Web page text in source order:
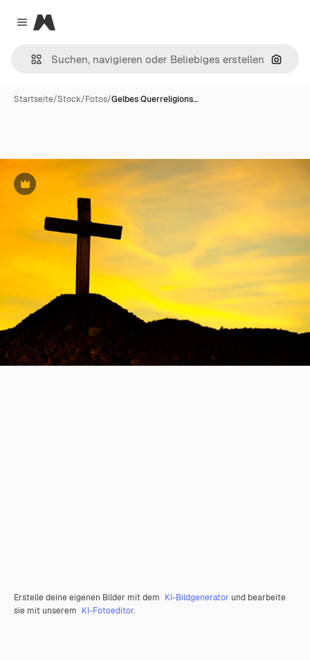
Close menu
Magnific
Nach
Startseite/Stock/Fotos/Gelbes Querreligions…
Premium
Erstelle deine eigenen Bilder mit dem KI-Bildgenerator und bearbeite
sie mit unserem KI-Fotoeditor.